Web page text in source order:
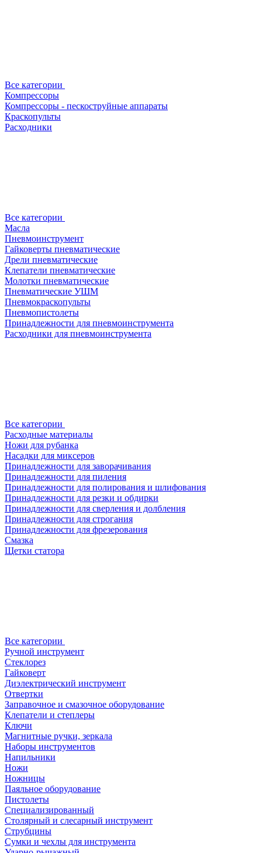
Все категории
Компрессоры
Компрессоры - пескоструйные аппараты
Краскопульты
Расходники
Все категории
Масла
Пневмоинструмент
Гайковерты пневматические
Дрели пневматические
Клепатели пневматические
Молотки пневматические
Пневматические УШМ
Пневмокраскопульты
Пневмопистолеты
Принадлежности для пневмоинструмента
Расходники для пневмоинструмента
Все категории
Расходные материалы
Ножи для рубанка
Насадки для миксеров
Принадлежности для заворачивания
Принадлежности для пиления
Принадлежности для полирования и шлифования
Принадлежности для резки и обдирки
Принадлежности для сверления и долбления
Принадлежности для строгания
Принадлежности для фрезерования
Смазка
Щетки статора
Все категории
Ручной инструмент
Стеклорез
Гайковерт
Диэлектрический инструмент
Отвертки
Заправочное и смазочное оборудование
Клепатели и степлеры
Ключи
Магнитные ручки, зеркала
Наборы инструментов
Напильники
Ножи
Ножницы
Паяльное оборудование
Пистолеты
Специализированный
Столярный и слесарный инструмент
Струбцины
Сумки и чехлы для инструмента